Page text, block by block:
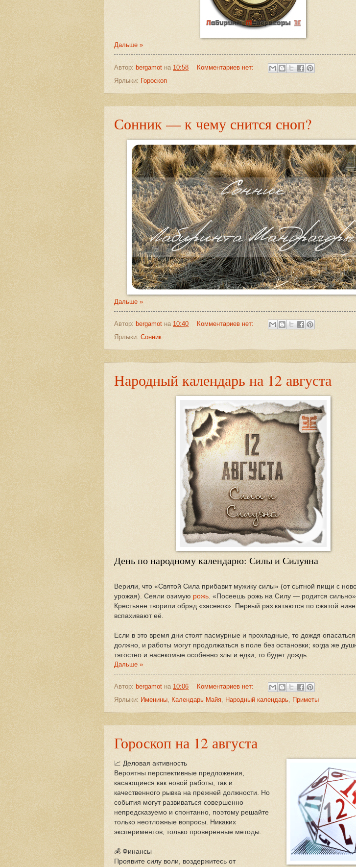
Дальше »
Автор: bergamot на 10:58
Комментариев нет:
Ярлыки: Гороскоп
Сонник — к чему снится сноп?
Дальше »
Автор: bergamot на 10:40
Комментариев нет:
Ярлыки: Сонник
Народный календарь на 12 августа
День по народному календарю: Силы и Силуяна
Верили, что «Святой Сила прибавит мужику силы» (от сытной пищи с
урожая). Сеяли озимую рожь . «Посеешь рожь на Силу — родится сильно».
Крестьяне творили обряд «засевок». Первый раз катаются по сжатой ниве,
вспахивают её.
Если в это время дни стоят пасмурные и прохладные, то дождя
должно, и работы могут продолжаться в поле без остановки; когда же
тягостно и насекомые особенно злы и едки, то будет дождь.
Дальше »
Автор: bergamot на 10:06
Комментариев нет:
Ярлыки: Именины, Календарь Майя, Народный календарь, Приметы
Гороскоп на 12 августа
📈 Деловая активность
Вероятны перспективные предложения,
касающиеся как новой работы, так и
качественного рывка на прежней должности. Но
события могут развиваться совершенно
непредсказуемо и спонтанно, поэтому решайте
только неотложные вопросы. Никаких
экспериментов, только проверенные методы.
💰 Финансы
Проявите силу воли, воздержитесь от